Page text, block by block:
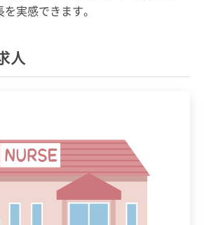
実感できます。
人